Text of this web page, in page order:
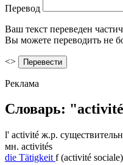
Перевод
Ваш текст переведен
Вы можете переводить не
<>
Реклама
Словарь:
l' activité ж.р.
мн. activités
die Tätigkeit f (activité sociale)